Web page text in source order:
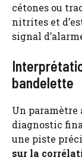
cétones ou
nitrites et
signal
bandelette
Un
diagnostic
une piste
sur la